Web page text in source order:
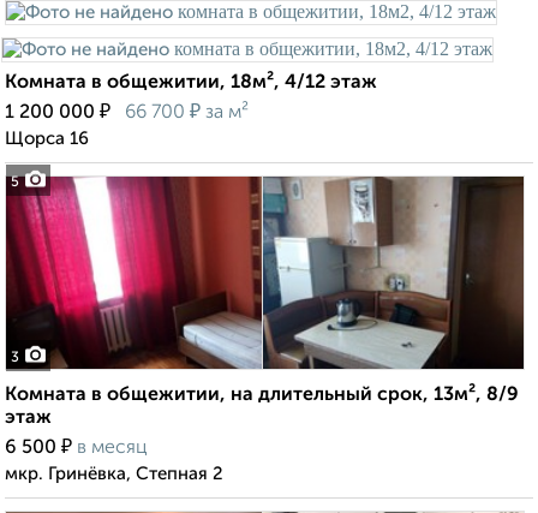
5
Комната в общежитии, 18м², 4/12 этаж
1 200 000 ₽ 66 700 ₽ за м²
Щорса 16
3
Комната в общежитии, на длительный срок, 13м², 8/9
этаж
6 500 ₽ в месяц
мкр. Гринёвка, Степная 2